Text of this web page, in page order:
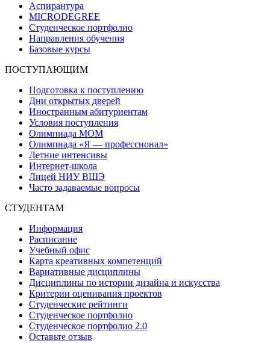
Аспирантура
MICRODEGREE
Студенческое портфолио
Направления обучения
Базовые курсы
ПОСТУПАЮЩИМ
Подготовка к поступлению
Дни открытых дверей
Иностранным абитуриентам
Условия поступления
Олимпиада МОМ
Олимпиада «Я — профессионал»
Летние интенсивы
Интернет-школа
Лицей НИУ ВШЭ
Часто задаваемые вопросы
СТУДЕНТАМ
Информация
Расписание
Учебный офис
Карта креативных компетенций
Вариативные дисциплины
Дисциплины по истории дизайна и искусства
Критерии оценивания проектов
Студенческие рейтинги
Студенческое портфолио
Студенческое портфолио 2.0
Оставьте отзыв